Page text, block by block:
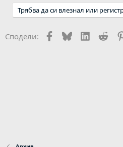
Трябва да си влезнал или
Сподели: Facebook
BlueskyLinkedIn